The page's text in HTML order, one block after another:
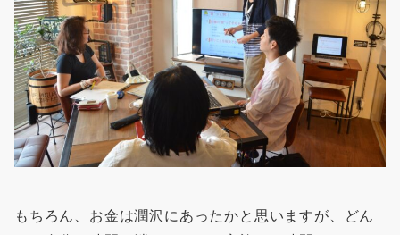
もちろん、お金は潤沢にあったかと思いますが、どん